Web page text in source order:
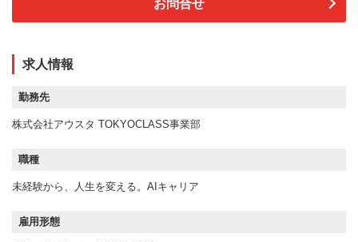
お問合せ
求人情報
勤務先
株式会社アウスタ TOKYOCLASS事業部
職種
未経験から、人生を変える。AIキャリア
雇用形態